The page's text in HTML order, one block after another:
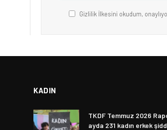
Gizlilik İlkesini okudum,
KADIN
TKDF Temmuz 2026
ayda 231 kadın erkek